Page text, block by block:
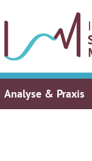
Analyse & Praxis